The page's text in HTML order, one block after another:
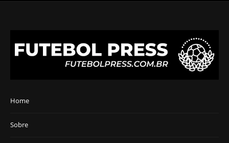
Home
Sobre